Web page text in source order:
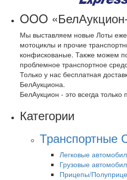
OOO
Мы выставляем новые Лоты
мотоциклы и прочие
конфискованые. Также можем
проблемное транспортное
Только у нас бесплатная
БелАукциона.
БелАукцион - это всегда только
Категории
Транспортные
Легковые
Грузовые
Прицепы/